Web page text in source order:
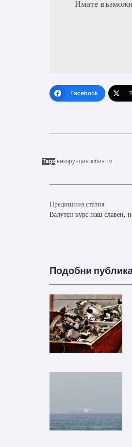
Имате
Facebook
Tags кнкорунциялобизъм
Предишния статия
Валутен курс наш славен,
Подобни